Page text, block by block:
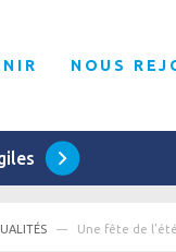
NOUS
Une fête de